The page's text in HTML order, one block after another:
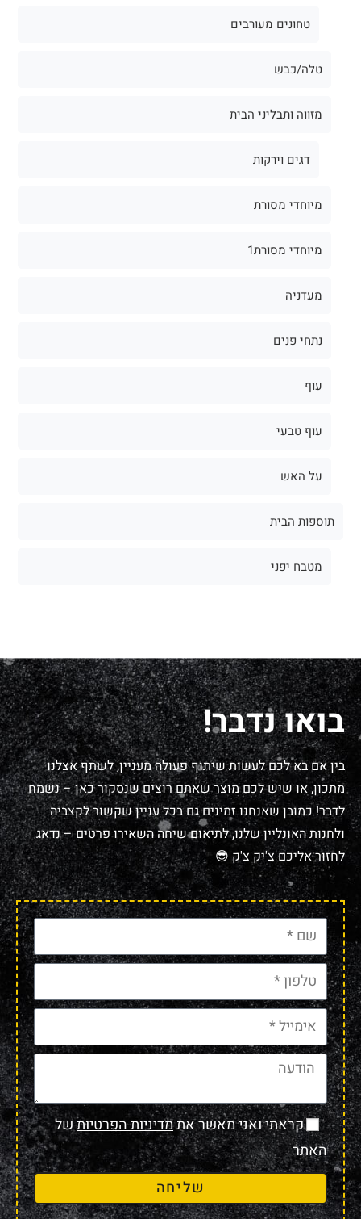
טחונים מעורבים
טלה/כבש
מזווה ותבליני הבית
דגים וירקות
מיוחדי מסורת
מיוחדי מסורת1
מעדניה
נתחי פנים
עוף
עוף טבעי
על האש
תוספות הבית
מטבח יפני
בואו נדבר!
בין אם בא לכם לעשות שיתוף פעולה מעניין, לשתף אצלנו
מתכון, או שיש לכם מוצר שאתם רוצים שנסקור כאן – נשמח
לדבר! כמובן שאנחנו זמינים גם בכל עניין שקשור לקצביה
ולחנות האונליין שלנו, לתיאום שיחה השאירו פרטים – נדאג
לחזור אליכם צ'יק צ'ק 😎
קראתי ואני מאשר אתמדיניות הפרטיותשל
האתר
שליחה